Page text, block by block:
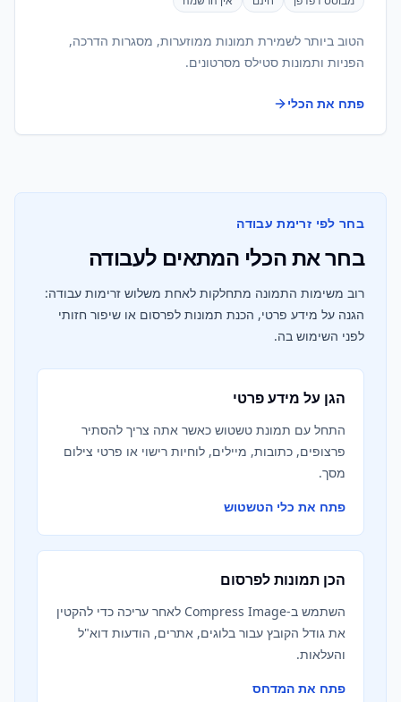
הטוב ביותר לשמירת תמונות ממוזערות, מסגרות הדרכה,
הפניות ותמונות סטילס מסרטונים.
פתח את הכלי
בחר לפי זרימת עבודה
בחר את הכלי המתאים לעבודה
רוב משימות התמונה מתחלקות לאחת משלוש זרימות עבודה:
הגנה על מידע פרטי, הכנת תמונות לפרסום או שיפור חזותי
לפני השימוש בה.
הגן על מידע פרטי
התחל עם תמונת טשטוש כאשר אתה צריך להסתיר
פרצופים, כתובות, מיילים, לוחיות רישוי או פרטי צילום
מסך.
פתח את כלי הטשטוש
הכן תמונות לפרסום
השתמש ב-Compress Image לאחר עריכה כדי להקטין
את גודל הקובץ עבור בלוגים, אתרים, הודעות דוא"ל
והעלאות.
פתח את המדחס